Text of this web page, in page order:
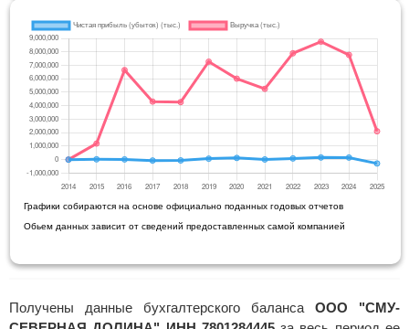
Графики собираются на основе официально поданных годовых отчетов
Обьем данных зависит от сведений предоставленных самой компанией
Получены данные бухгалтерского баланса ООО "СМУ-